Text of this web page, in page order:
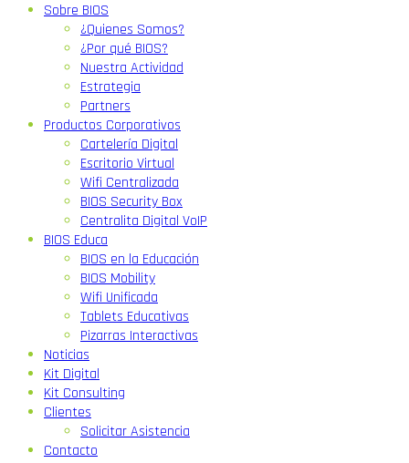
Sobre BIOS
¿Quienes Somos?
¿Por qué BIOS?
Nuestra Actividad
Estrategia
Partners
Productos Corporativos
Cartelería Digital
Escritorio Virtual
Wifi Centralizada
BIOS Security Box
Centralita Digital VoIP
BIOS Educa
BIOS en la Educación
BIOS Mobility
Wifi Unificada
Tablets Educativas
Pizarras Interactivas
Noticias
Kit Digital
Kit Consulting
Clientes
Solicitar Asistencia
Contacto